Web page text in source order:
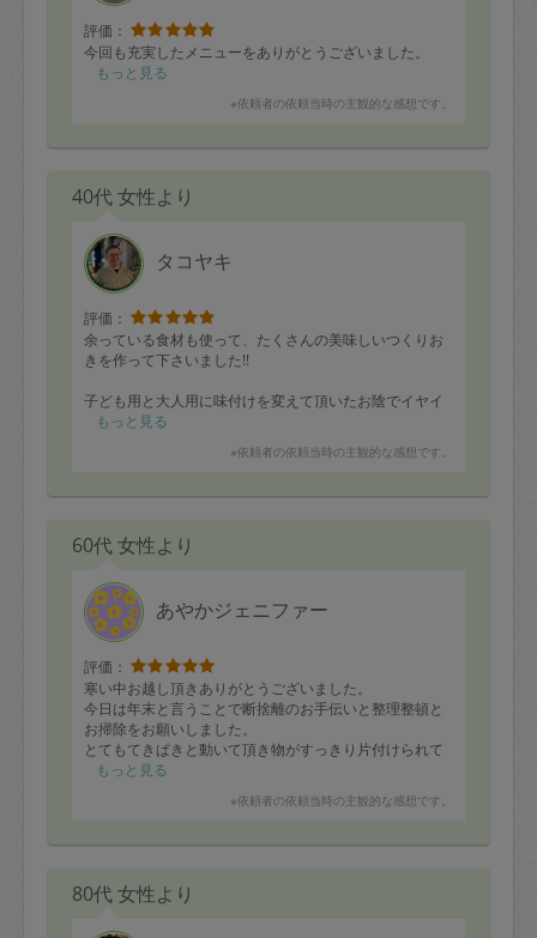
評価：
今回も充実したメニューをありがとうございました。
もっと見る
※依頼者の依頼当時の主観的な感想です。
40代 女性より
タコヤキ
評価：
余っている食材も使って、たくさんの美味しいつくりお
きを作って下さいました!!
子ども用と大人用に味付けを変えて頂いたお陰でイヤイ
ヤ期で偏食気味だった娘もパクパク食べてくれて、本当
😊
もっと見る
※依頼者の依頼当時の主観的な感想です。
60代 女性より
あやかジェニファー
評価：
寒い中お越し頂きありがとうございました。
今日は年末と言うことで断捨離のお手伝いと整理整頓と
お掃除をお願いしました。
とてもてきぱきと動いて頂き物がすっきり片付けられて
とても綺麗になりました。
もっと見る
※依頼者の依頼当時の主観的な感想です。
80代 女性より